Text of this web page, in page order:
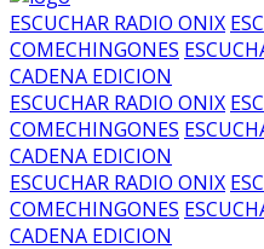
ESCUCHAR RADIO ONIX
COMECHINGONES
CADENA EDICION
ESCUCHAR RADIO ONIX
COMECHINGONES
CADENA EDICION
ESCUCHAR RADIO ONIX
COMECHINGONES
CADENA EDICION